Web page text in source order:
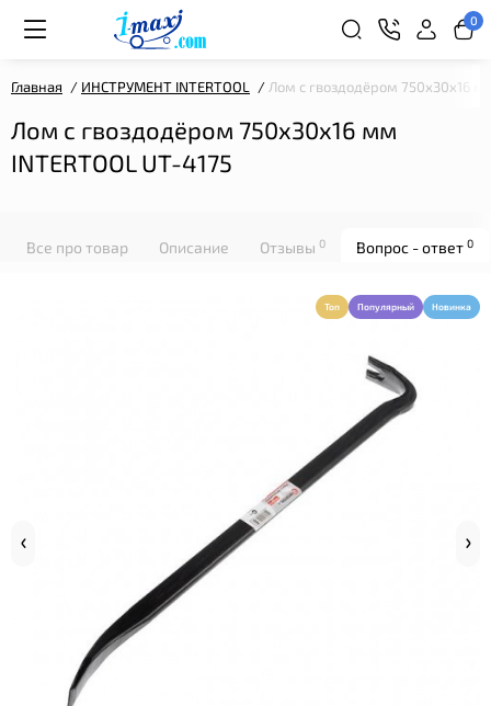
0
Главная ИНСТРУМЕНТ INTERTOOL Лом с гвоздодёром 750x30x16
Лом с гвоздодёром 750x30x16 мм
INTERTOOL UT-4175
Все про товар Описание Отзывы 0 Вопрос - ответ 0
Топ Популярный Новинка